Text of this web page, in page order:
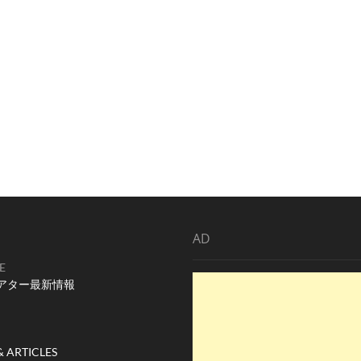
ター最新情報
ARTICLES
AD